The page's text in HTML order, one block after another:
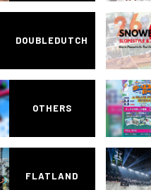
DOUBLEDUTCH
OTHERS
FLATLAND